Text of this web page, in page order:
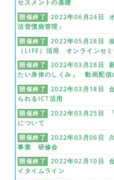
セスメントの基礎
開催終了
2022年06月24日
活習慣病管理」
開催終了
2022年05月28日
（LIFE）活用 オンラインセミ
開催終了
2022年03月28日
たい身体のしくみ」 動画配信
開催終了
2022年03月18日
られるICT活用
開催終了
2022年03月25日
について
開催終了
2022年03月06日
事業 研修会
開催終了
2022年02月10日
イタイムライン